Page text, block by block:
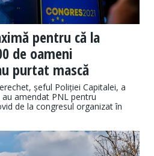
pentru că la
de oameni
purtat mască
șeful Poliției Capitalei, a
amendat PNL pentru
de la congresul organizat în